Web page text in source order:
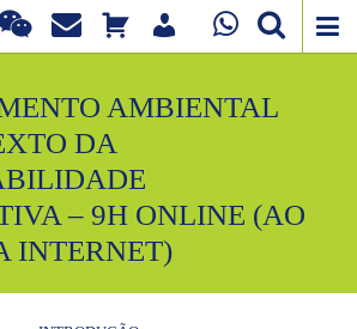
AMBIENTAL
DA
– 9H ONLINE (AO
INTERNET)